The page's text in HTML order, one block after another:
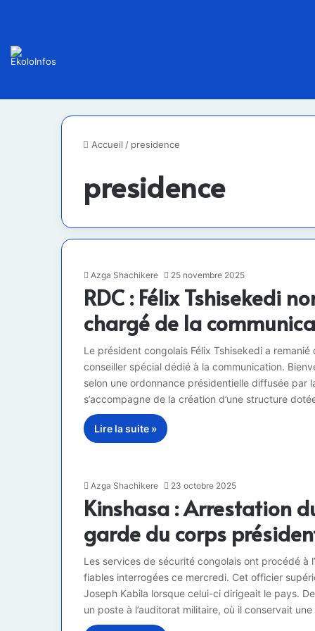
Accueil / presidence
presidence
Azga Shachikere 25 novembre 2025
RDC : Félix Tshisekedi
chargé de la
Le président congolais Félix Tshisekedi a
conseiller spécial dédié à la communication.
selon une ordonnance présidentielle diffusée par
s’accompagne de la création d’une structure
Lire la suite »
Azga Shachikere 23 octobre 2025
Kinshasa : Arrestation
garde du corps
Les services de sécurité congolais ont procédé à
fiables interrogées ce mercredi. Cet officier
Joseph Kabila lorsque celui-ci dirigeait le pays.
un poste à l’auditorat militaire, où il conservait